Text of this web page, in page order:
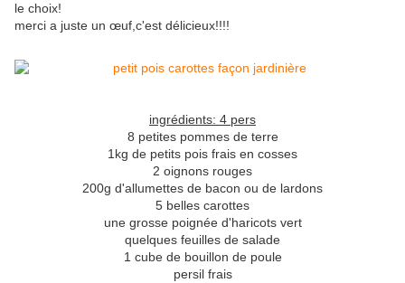
le choix!
merci a juste un œuf,c'est délicieux!!!!
ingrédients: 4 pers
8 petites pommes de terre
1kg de petits pois frais en cosses
2 oignons rouges
200g d'allumettes de bacon ou de lardons
5 belles carottes
une grosse poignée d'haricots vert
quelques feuilles de salade
1 cube de bouillon de poule
persil frais